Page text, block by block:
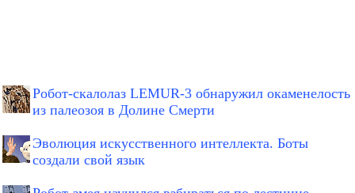
Робот-скалолаз LEMUR-3 обнаружил окаменелость
из палеозоя в Долине Смерти
Эволюция искусственного интеллекта. Боты
создали свой язык